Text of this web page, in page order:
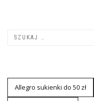
Allegro sukienki do 50 zł